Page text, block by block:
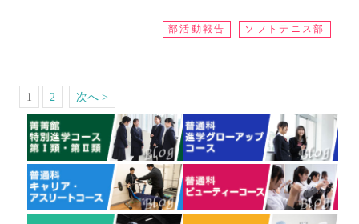
部活動報告 ソフトテニス部
1 2 次へ >